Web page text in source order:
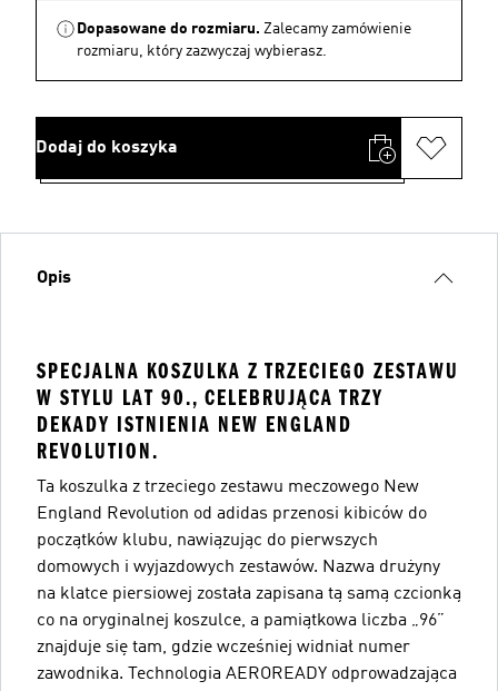
Dopasowane do rozmiaru. Zalecamy zamówienie
rozmiaru, który zazwyczaj wybierasz.
Dodaj do koszyka
Opis
SPECJALNA KOSZULKA Z TRZECIEGO ZESTAWU
W STYLU LAT 90., CELEBRUJĄCA TRZY
DEKADY ISTNIENIA NEW ENGLAND
REVOLUTION.
Ta koszulka z trzeciego zestawu meczowego New
England Revolution od adidas przenosi kibiców do
początków klubu, nawiązując do pierwszych
domowych i wyjazdowych zestawów. Nazwa drużyny
na klatce piersiowej została zapisana tą samą czcionką
co na oryginalnej koszulce, a pamiątkowa liczba „96”
znajduje się tam, gdzie wcześniej widniał numer
zawodnika. Technologia AEROREADY odprowadzająca